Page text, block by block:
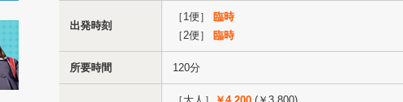
出発時刻
［1便］ 臨時
［2便］ 臨時
所要時間 120分